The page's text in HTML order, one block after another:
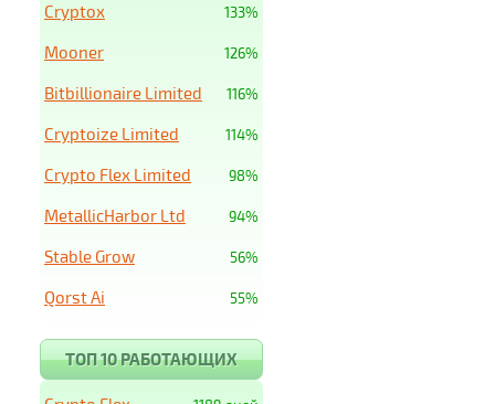
133%
Cryptox
126%
Mooner
116%
Bitbillionaire Limited
114%
Cryptoize Limited
98%
Crypto Flex Limited
94%
MetallicHarbor Ltd
56%
Stable Grow
55%
Qorst Ai
ТОП 10 РАБОТАЮЩИХ